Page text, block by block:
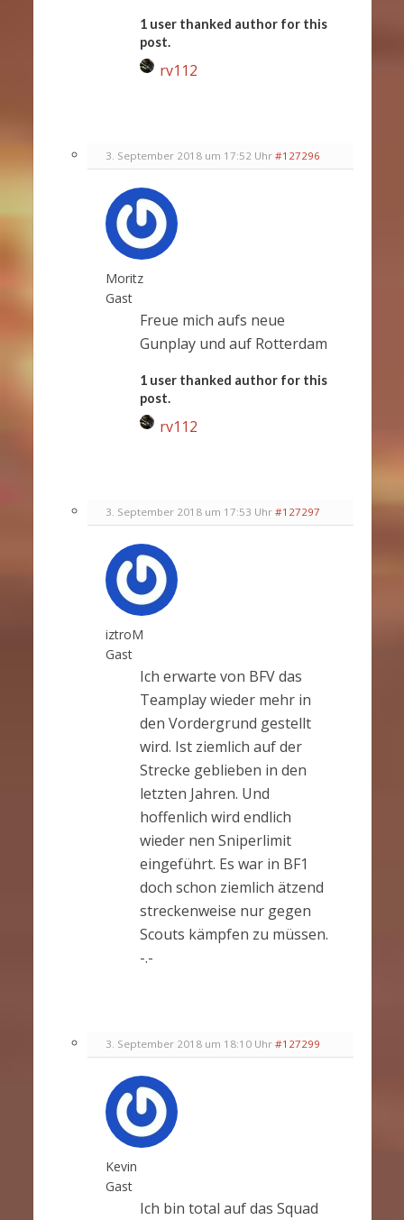
1 user thanked author for this
post.
rv112
3. September 2018 um 17:52 Uhr #127296
Moritz
Gast
Freue mich aufs neue
Gunplay und auf Rotterdam
1 user thanked author for this
post.
rv112
3. September 2018 um 17:53 Uhr #127297
iztroM
Gast
Ich erwarte von BFV das
Teamplay wieder mehr in
den Vordergrund gestellt
wird. Ist ziemlich auf der
Strecke geblieben in den
letzten Jahren. Und
hoffenlich wird endlich
wieder nen Sniperlimit
eingeführt. Es war in BF1
doch schon ziemlich ätzend
streckenweise nur gegen
Scouts kämpfen zu müssen.
-.-
3. September 2018 um 18:10 Uhr #127299
Kevin
Gast
Ich bin total auf das Squad